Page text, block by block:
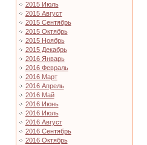
2015 Июль
2015 Август
2015 Сентябрь
2015 Октябрь
2015 Ноябрь
2015 Декабрь
2016 Январь
2016 Февраль
2016 Март
2016 Апрель
2016 Май
2016 Июнь
2016 Июль
2016 Август
2016 Сентябрь
2016 Октябрь